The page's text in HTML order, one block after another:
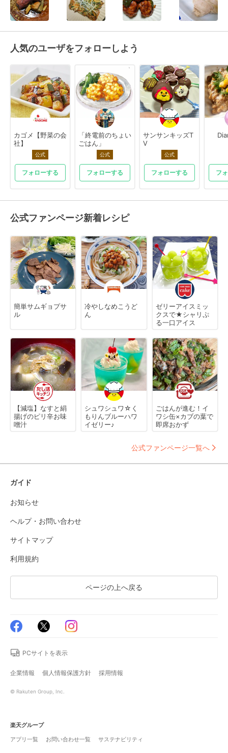
人気のユーザをフォローしよう
カゴメ【野菜の会
社】
公式
フォローする
「終電前のちょい
ごはん」
公式
フォローする
サンサンキッズT
V
公式
フォローする フ
公式ファンページ新着レシピ
簡単サムギョプサ
ル
冷やしなめこうど
ん
ゼリーアイスミッ
クスで★シャリぷ
る一口アイス
【減塩】なすと絹
揚げのピリ辛お味
噌汁
シュワシュワ☆く
もりんブルーハワ
イゼリー♪
ごはんが進む！イ
ワシ缶×カブの葉で
即席おかず
公式ファンページ一覧へ
ガイド
お知らせ
ヘルプ・お問い合わせ
サイトマップ
利用規約
ページの上へ戻る
PCサイトを表示
企業情報 個人情報保護方針 採用情報
© Rakuten Group, Inc.
楽天グループ
アプリ一覧
お問い合わせ一覧 サステナビリティ